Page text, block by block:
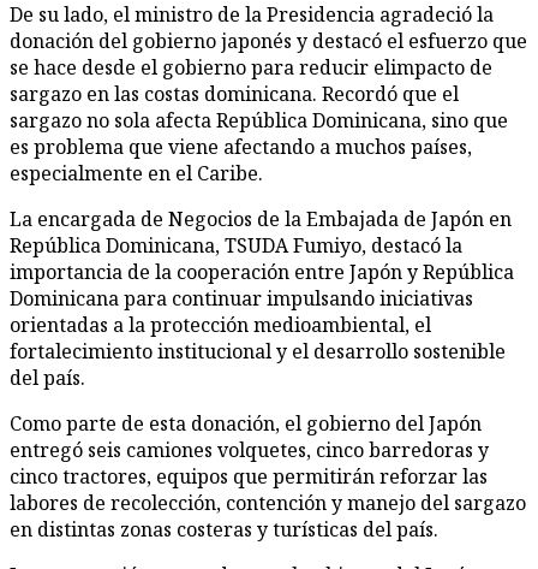
De su lado, el ministro de la Presidencia agradeció la
donación del gobierno japonés y destacó el esfuerzo que
se hace desde el gobierno para reducir elimpacto de
sargazo en las costas dominicana. Recordó que el
sargazo no sola afecta República Dominicana, sino que
es problema que viene afectando a muchos países,
especialmente en el Caribe.
La encargada de Negocios de la Embajada de Japón en
República Dominicana, TSUDA Fumiyo, destacó la
importancia de la cooperación entre Japón y República
Dominicana para continuar impulsando iniciativas
orientadas a la protección medioambiental, el
fortalecimiento institucional y el desarrollo sostenible
del país.
Como parte de esta donación, el gobierno del Japón
entregó seis camiones volquetes, cinco barredoras y
cinco tractores, equipos que permitirán reforzar las
labores de recolección, contención y manejo del sargazo
en distintas zonas costeras y turísticas del país.